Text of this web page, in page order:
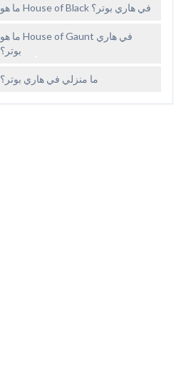
ما هو House of Black في هاري بوتر؟
ما هو House of Gaunt في هاري
بوتر؟
ما منزلي في هاري بوتر؟